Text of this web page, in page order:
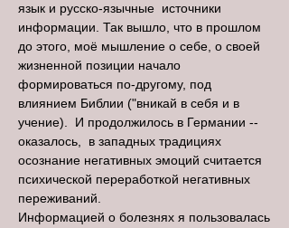
язык и русско-язычные источники
информации. Так вышло, что в прошлом
до этого, моё мышление о себе, о своей
жизненной позиции начало
формироваться по-другому, под
влиянием Библии ("вникай в себя и в
учение). И продолжилось в Германии --
оказалось, в западных традициях
осознание негативных эмоций считается
психической переработкой негативных
переживаний.
Информацией о болезнях я пользовалась